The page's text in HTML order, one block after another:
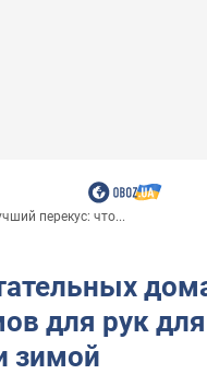
перекус: что...
для рук для
зимой